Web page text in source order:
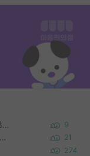
Korea University 수학, 컴퓨터과학 이학사, UC Berkeley 산업공학 대학원 공학박사가 되는 것은 쉽지 않겠죠? 9
경북대 컴퓨터학부 4.4 -> 카이스트 전기전자 석박사통합과정 합격 21
274